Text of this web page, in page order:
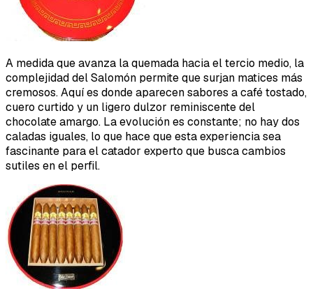
A medida que avanza la quemada hacia el tercio medio, la
complejidad del Salomón permite que surjan matices más
cremosos. Aquí es donde aparecen sabores a café tostado,
cuero curtido y un ligero dulzor reminiscente del
chocolate amargo. La evolución es constante; no hay dos
caladas iguales, lo que hace que esta experiencia sea
fascinante para el catador experto que busca cambios
sutiles en el perfil.